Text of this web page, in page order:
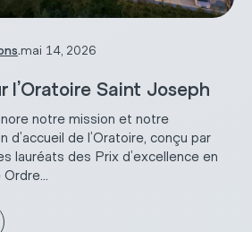
.mai 14, 2026
l’Oratoire Saint Joseph
notre mission et notre
d’accueil de l’Oratoire, conçu par
lauréats des Prix d’excellence en